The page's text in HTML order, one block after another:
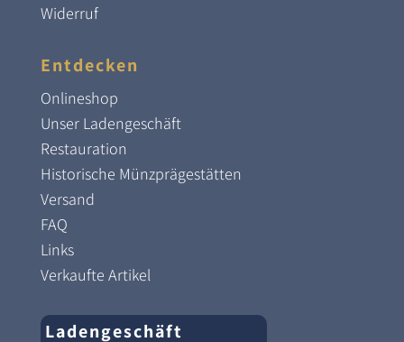
Widerruf
Entdecken
Onlineshop
Unser Ladengeschäft
Restauration
Historische Münzprägestätten
Versand
FAQ
Links
Verkaufte Artikel
Ladengeschäft